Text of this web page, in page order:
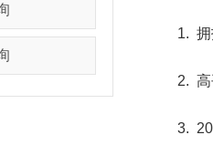
1. 拥护
2. 高
3.